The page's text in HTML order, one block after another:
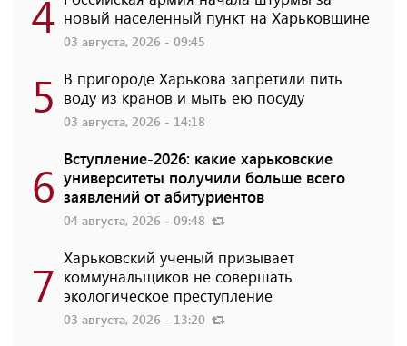
4 новый населенный пункт на Харьковщине
03 августа, 2026 - 09:45
5 В пригороде Харькова запретили пить
воду из кранов и мыть ею посуду
03 августа, 2026 - 14:18
6 Вступление-2026: какие харьковские
университеты получили больше всего
заявлений от абитуриентов
04 августа, 2026 - 09:48
7 Харьковский ученый призывает
коммунальщиков не совершать
экологическое преступление
03 августа, 2026 - 13:20